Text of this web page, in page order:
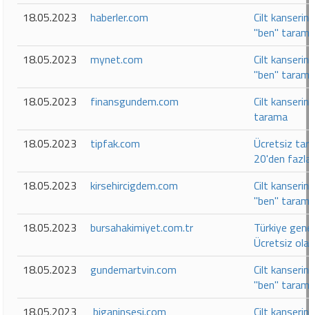
18.05.2023
haberler.com
Cilt
"ben"
18.05.2023
mynet.com
Cilt
"ben"
18.05.2023
finansgundem.com
Cilt
tarama
18.05.2023
tipfak.com
Ücretsiz
20'den
18.05.2023
kirsehircigdem.com
Cilt
"ben"
18.05.2023
bursahakimiyet.com.tr
Türkiye
Ücretsiz
18.05.2023
gundemartvin.com
Cilt
"ben"